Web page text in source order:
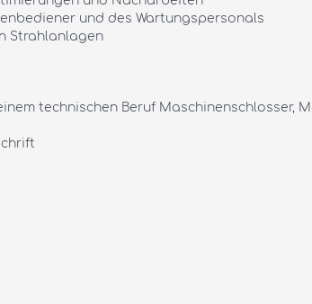
und des Wartungspersonals
Strahlanlagen
technischen Beruf Maschinenschlosser,